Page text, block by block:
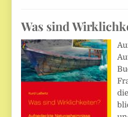
Was sind